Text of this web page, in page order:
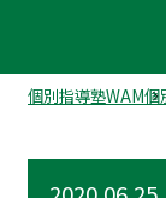
個別指導塾WAM個